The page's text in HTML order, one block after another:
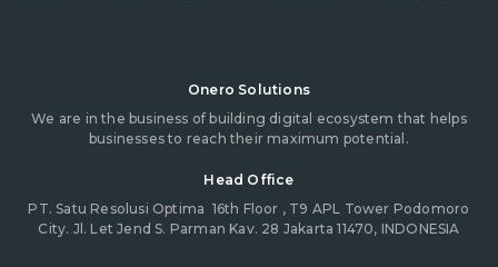
Onero Solutions
We are in the business of building digital ecosystem that helps
businesses to reach their maximum potential.
Head Office
PT. Satu Resolusi Optima 16th Floor , T9 APL Tower Podomoro
City. Jl. Let Jend S. Parman Kav. 28 Jakarta 11470, INDONESIA